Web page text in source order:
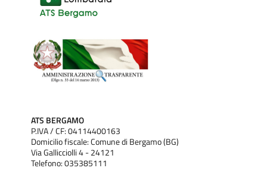
ATS BERGAMO
P.IVA / CF: 04114400163
Domicilio fiscale: Comune di Bergamo (BG)
Via Gallicciolli 4 - 24121
Telefono: 035385111